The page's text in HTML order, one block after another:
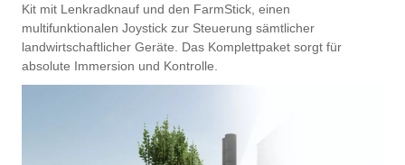
Kit mit Lenkradknauf und den FarmStick, einen
multifunktionalen Joystick zur Steuerung sämtlicher
landwirtschaftlicher Geräte. Das Komplettpaket sorgt für
absolute Immersion und Kontrolle.